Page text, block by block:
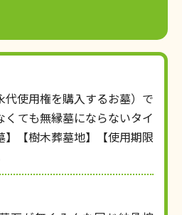
代使用権を購入するお墓）で
くても無縁墓にならないタイ
】【樹木葬墓地】【使用期限